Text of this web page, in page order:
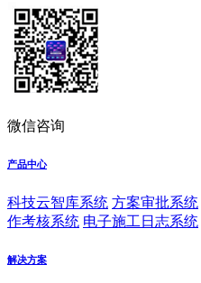
微信咨询
产品中心
科技云智库系统 方案审批系统
作考核系统 电子施工日志系统
解决方案